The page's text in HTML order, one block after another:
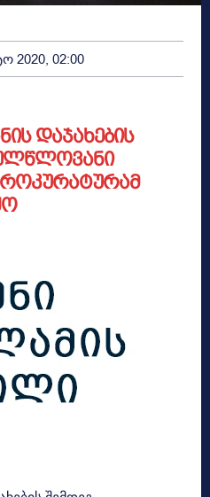
2020, 02:00
დაჯახების